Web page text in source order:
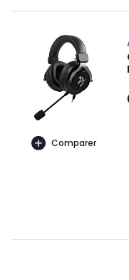
Comparer